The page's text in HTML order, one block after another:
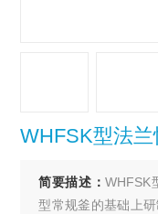
WHFSK型法
简要描述：WHFSK
型常规釜的基础上